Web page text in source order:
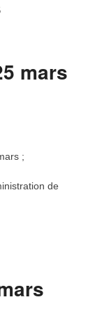
mars
;
de